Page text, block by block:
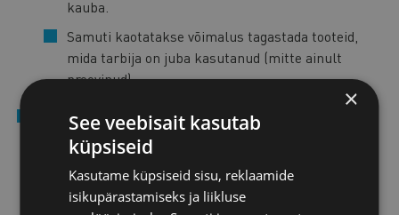
kauba.
Samuti kaotatakse võimalus tagastada tooteid,
mida tarbija on juba kasutanud (mitte ainult
proovinud).
Tõhusamad, proportsionaalsemad ja hoiatavamad
karistused laiaulatuslike piiriüleste rikkumiste
eest.Kõigisse muudetavatesse direktiividesse
lisatakse artikkel karistuste määramise kohta ja
kehtestatakse kriteeriumid, mida tuleb karistuste
×
See veebisait kasutab
küpsiseid
Kasutame küpsiseid sisu, reklaamide
isikupärastamiseks ja liikluse